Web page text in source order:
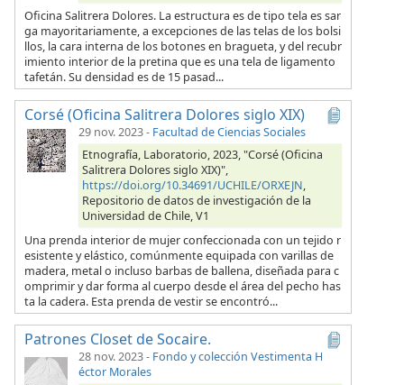
Oficina Salitrera Dolores. La estructura es de tipo tela es sar
ga mayoritariamente, a excepciones de las telas de los bolsi
llos, la cara interna de los botones en bragueta, y del recubr
imiento interior de la pretina que es una tela de ligamento
tafetán. Su densidad es de 15 pasad...
Corsé (Oficina Salitrera Dolores siglo XIX)
29 nov. 2023- Facultad de Ciencias Sociales
Etnografía, Laboratorio, 2023, "Corsé (Oficina
Salitrera Dolores siglo XIX)",
https://doi.org/10.34691/UCHILE/ORXEJN,
Repositorio de datos de investigación de la
Universidad de Chile, V1
Una prenda interior de mujer confeccionada con un tejido r
esistente y elástico, comúnmente equipada con varillas de
madera, metal o incluso barbas de ballena, diseñada para c
omprimir y dar forma al cuerpo desde el área del pecho has
ta la cadera. Esta prenda de vestir se encontró...
Patrones Closet de Socaire.
28 nov. 2023- Fondo y colección Vestimenta H
éctor Morales